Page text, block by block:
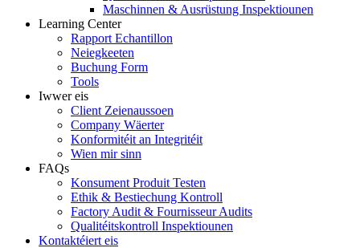
Maschinnen & Ausrüstung Inspektiounen
Learning Center
Rapport Echantillon
Neiegkeeten
Buchung Form
Tools
Iwwer eis
Client Zeienaussoen
Company Wäerter
Konformitéit an Integritéit
Wien mir sinn
FAQs
Konsument Produit Testen
Ethik & Bestiechung Kontroll
Factory Audit & Fournisseur Audits
Qualitéitskontroll Inspektiounen
Kontaktéiert eis